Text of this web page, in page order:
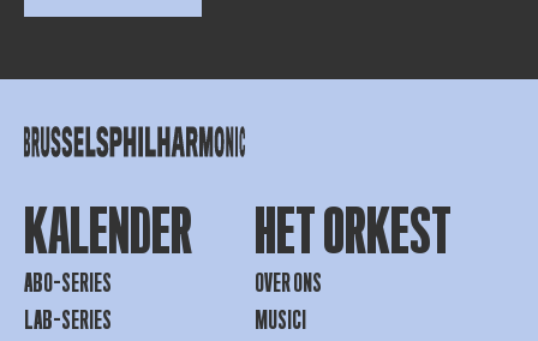
KALENDER
ABO-SERIES
LAB-SERIES
HET ORKEST
OVER ONS
MUSICI